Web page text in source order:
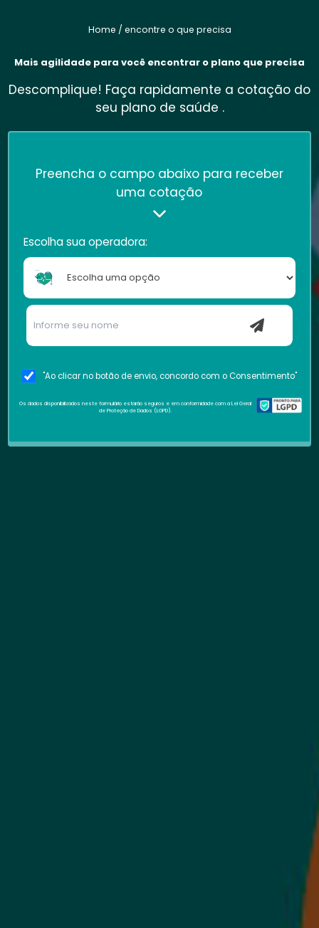
Home / encontre o que precisa
Mais agilidade para você encontrar o plano que precisa
Descomplique! Faça rapidamente a cotação do
seu plano de saúde .
Preencha o campo abaixo para receber
uma cotação
Escolha sua operadora:
"Ao clicar no botão de envio, concordo com o Consentimento"
Os dados disponibilizados neste formulário estarão seguros e em conformidade com a Lei Geral
de Proteção de Dados (LGPD).